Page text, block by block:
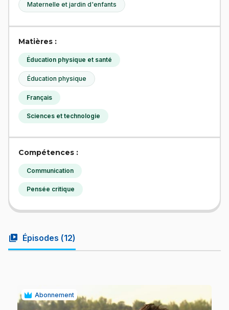
Maternelle et jardin d'enfants
Matières :
Éducation physique et santé
Éducation physique
Français
Sciences et technologie
Compétences :
Communication
Pensée critique
video_library Épisodes (12)
Abonnement